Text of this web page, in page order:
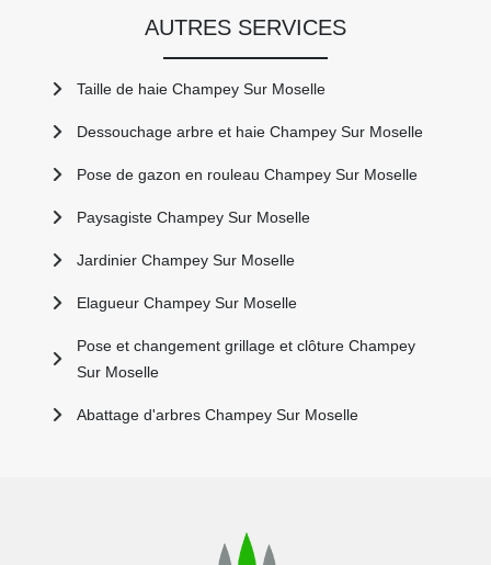
AUTRES SERVICES
Taille de haie Champey Sur Moselle
Dessouchage arbre et haie Champey Sur Moselle
Pose de gazon en rouleau Champey Sur Moselle
Paysagiste Champey Sur Moselle
Jardinier Champey Sur Moselle
Elagueur Champey Sur Moselle
Pose et changement grillage et clôture Champey
Sur Moselle
Abattage d'arbres Champey Sur Moselle